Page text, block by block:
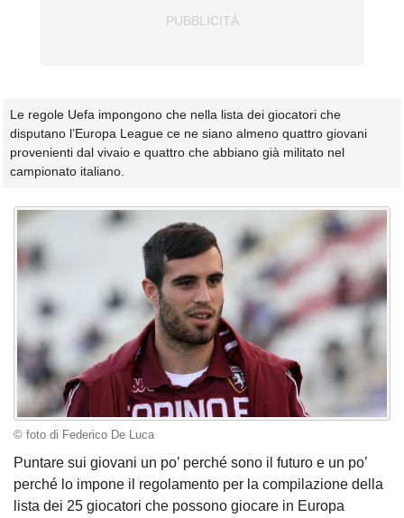
Le regole Uefa impongono che nella lista dei giocatori che
disputano l’Europa League ce ne siano almeno quattro giovani
provenienti dal vivaio e quattro che abbiano già militato nel
campionato italiano.
© foto di Federico De Luca
Puntare sui giovani un po’ perché sono il futuro e un po’
perché lo impone il regolamento per la compilazione della
lista dei 25 giocatori che possono giocare in Europa